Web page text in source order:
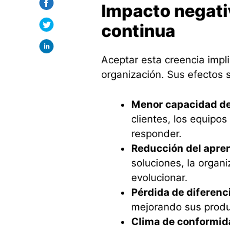
Impacto
continua
Aceptar esta creencia
organización. Sus efectos
Menor capacidad
clientes, los
responder.
Reducción del
soluciones, la
evolucionar.
Pérdida de
mejorando sus
Clima de